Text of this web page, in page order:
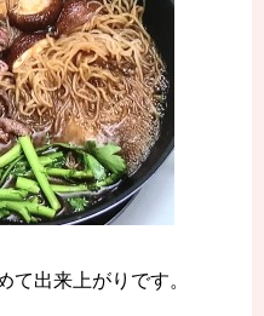
て出来上がりです。